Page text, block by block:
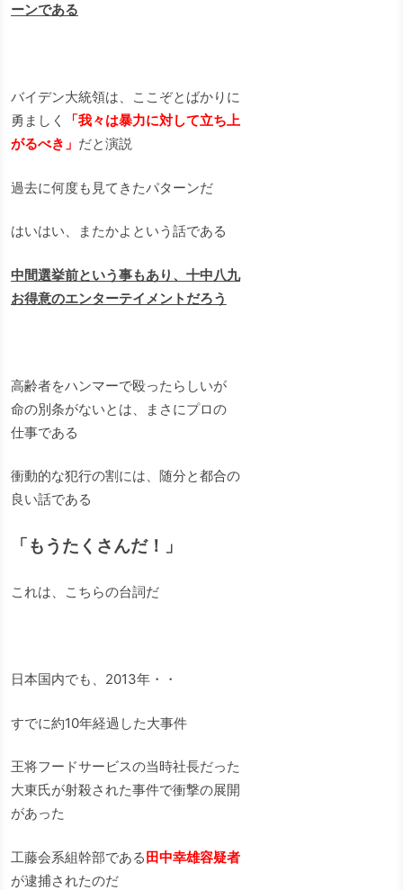
ーンである
バイデン大統領は、ここぞとばかりに
勇ましく
「我々は暴力に対して立ち上
がるべき」 だと演説
過去に何度も見てきたパターンだ
はいはい、またかよという話である
中間選挙前という事もあり、十中八九
お得意のエンターテイメントだろう
高齢者をハンマーで殴ったらしいが
命の別条がないとは、まさにプロの
仕事である
衝動的な犯行の割には、随分と都合の
良い話である
「もうたくさんだ！」
これは、こちらの台詞だ
日本国内でも、2013年・・
すでに約10年経過した大事件
王将フードサービスの当時社長だった
大東氏が射殺された事件で衝撃の展開
があった
工藤会系組幹部である田中幸雄容疑者
が逮捕されたのだ